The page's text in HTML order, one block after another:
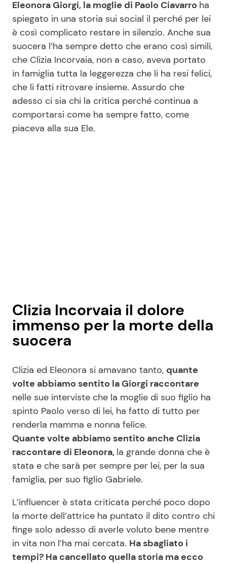
Disclaimer e Privacy
Redazione
Contattaci
Pubblicità
Privacy Policy
Eleonora Giorgi, la moglie di Paolo Ciavarro ha
spiegato in una storia sui social il perché per lei
è così complicato restare in silenzio. Anche sua
suocera l’ha sempre detto che erano così simili,
che Clizia Incorvaia, non a caso, aveva portato
in famiglia tutta la leggerezza che li ha resi felici,
che li fatti ritrovare insieme. Assurdo che
adesso ci sia chi la critica perché continua a
comportarsi come ha sempre fatto, come
piaceva alla sua Ele.
Clizia Incorvaia il dolore
immenso per la morte della
suocera
Clizia ed Eleonora si amavano tanto, quante
volte abbiamo sentito la Giorgi raccontare
nelle sue interviste che la moglie di suo figlio ha
spinto Paolo verso di lei, ha fatto di tutto per
renderla mamma e nonna felice.
Quante volte abbiamo sentito anche Clizia
raccontare di Eleonora, la grande donna che è
stata e che sarà per sempre per lei, per la sua
famiglia, per suo figlio Gabriele.
L’influencer è stata criticata perché poco dopo
la morte dell’attrice ha puntato il dito contro chi
finge solo adesso di averle voluto bene mentre
in vita non l’ha mai cercata. Ha sbagliato i
tempi? Ha cancellato quella storia ma ecco